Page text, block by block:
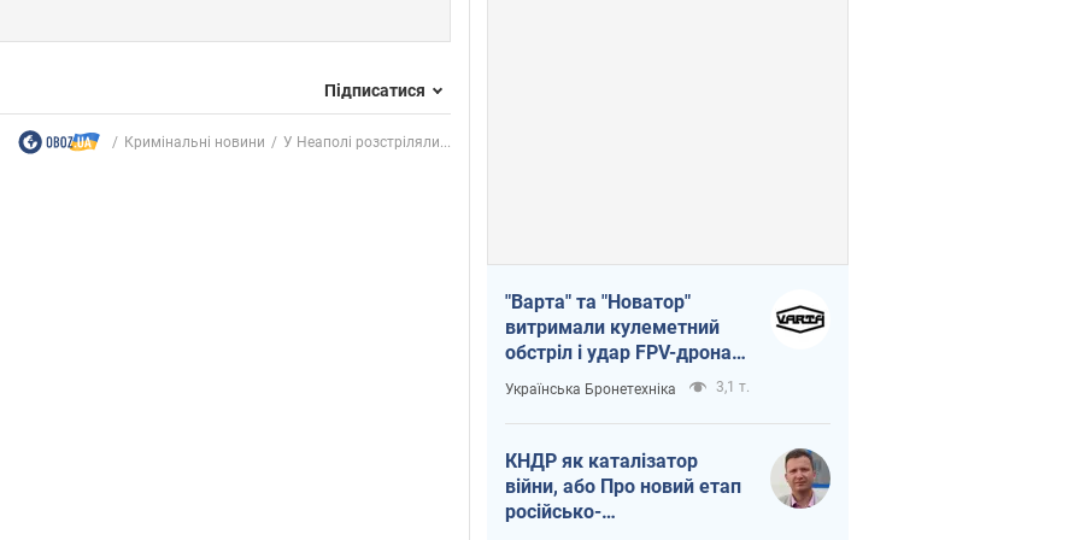
Підписатися
Кримінальні новини У Неаполі розстріляли...
"Варта" та "Новатор"
витримали кулеметний
обстріл і удар FPV-дрона,
врятувавши життя
офіцеру ЗСУ
Українська Бронетехніка 3,1 т.
КНДР як каталізатор
війни, або Про новий етап
російсько-